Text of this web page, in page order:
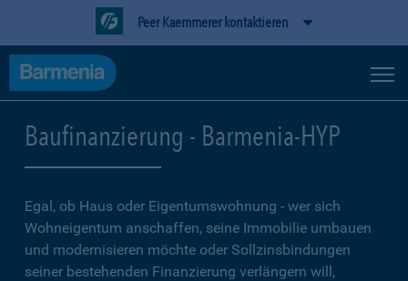
Peer Kaemmerer kontaktieren
Baufinanzierung - Barmenia-HYP
Egal, ob Haus oder Eigentumswohnung - wer sich
Wohneigentum anschaffen, seine Immobilie umbauen
und modernisieren möchte oder Sollzinsbindungen
seiner bestehenden Finanzierung verlängern will,